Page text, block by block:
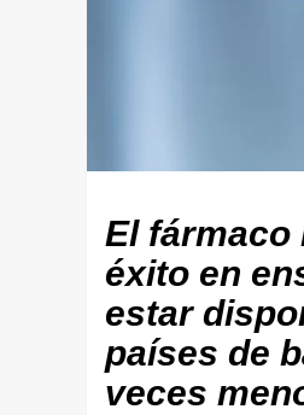
El fármaco
éxito en
estar
países de
veces